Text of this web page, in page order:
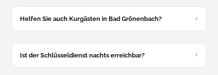
verbindlich.
Helfen Sie auch Kurgästen in Bad Grönenbach?
Kurunterkünfte sind ein Teil unserer täglichen Arbeit.
Ist der Schlüsseldienst nachts erreichbar?